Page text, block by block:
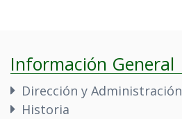
Información General
Dirección y Administración
Historia